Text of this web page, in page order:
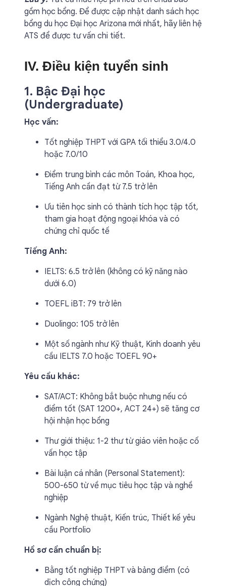
gồm học bổng. Để được cập nhật danh sách học
bổng du học Đại học Arizona mới nhất, hãy liên hệ
ATS để được tư vấn chi tiết.
IV. Điều kiện tuyển sinh
1. Bậc Đại học
(Undergraduate)
Học vấn:
Tốt nghiệp THPT với GPA tối thiểu 3.0/4.0
hoặc 7.0/10
Điểm trung bình các môn Toán, Khoa học,
Tiếng Anh cần đạt từ 7.5 trở lên
Ưu tiên học sinh có thành tích học tập tốt,
tham gia hoạt động ngoại khóa và có
chứng chỉ quốc tế
Tiếng Anh:
IELTS: 6.5 trở lên (không có kỹ năng nào
dưới 6.0)
TOEFL iBT: 79 trở lên
Duolingo: 105 trở lên
Một số ngành như Kỹ thuật, Kinh doanh yêu
cầu IELTS 7.0 hoặc TOEFL 90+
Yêu cầu khác:
SAT/ACT: Không bắt buộc nhưng nếu có
điểm tốt (SAT 1200+, ACT 24+) sẽ tăng cơ
hội nhận học bổng
Thư giới thiệu: 1-2 thư từ giáo viên hoặc cố
vấn học tập
Bài luận cá nhân (Personal Statement):
500-650 từ về mục tiêu học tập và nghề
nghiệp
Ngành Nghệ thuật, Kiến trúc, Thiết kế yêu
cầu Portfolio
Hồ sơ cần chuẩn bị:
Bằng tốt nghiệp THPT và bảng điểm (có
dịch công chứng)